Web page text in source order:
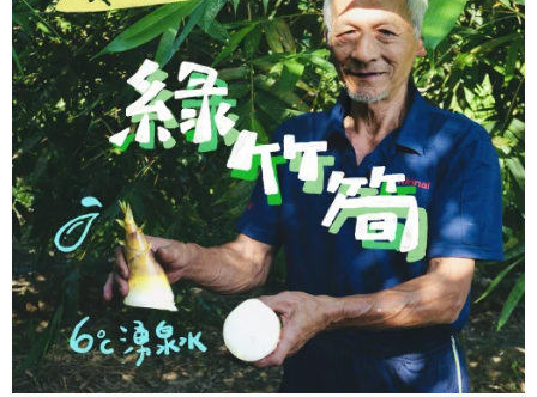
選
項
熱銷蔬果
宜蘭在地紫心地瓜
地瓜從土裡一鏟一鏟挖出來，費時費力。紫心地瓜甜度
高、水份充足，口感綿密香甜不膩。我們特別請謝大哥挑
選小條款，比較容易蒸熟